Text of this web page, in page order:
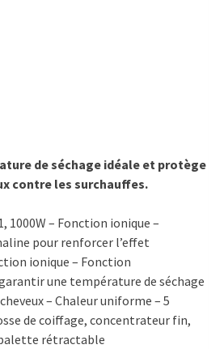
de séchage idéale et protège
contre les surchauffes.
1000W – Fonction ionique –
pour renforcer l’effet
ionique – Fonction
une température de séchage
– Chaleur uniforme – 5
de coiffage, concentrateur fin,
rétractable